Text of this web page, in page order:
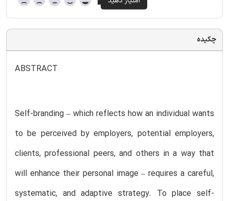
چکیده
ABSTRACT
Self-branding – which reflects how an individual wants
to be perceived by employers, potential employers,
clients, professional peers, and others in a way that
will enhance their personal image – requires a careful,
systematic, and adaptive strategy. To place self-